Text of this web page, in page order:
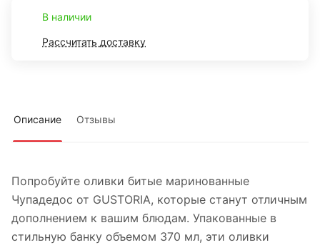
В наличии
Рассчитать доставку
Описание Отзывы
Попробуйте оливки битые маринованные
Чупадедос от GUSTORIA, которые станут отличным
дополнением к вашим блюдам. Упакованные в
стильную банку объемом 370 мл, эти оливки